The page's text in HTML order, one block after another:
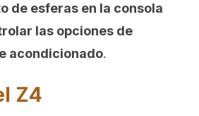
de esferas en la consola
las opciones de
acondicionado.
Z4